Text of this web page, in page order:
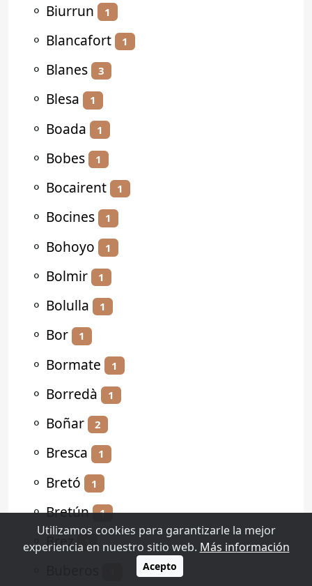
⚬ Biurrun 1
⚬ Blancafort 1
⚬ Blanes 3
⚬ Blesa 1
⚬ Boada 1
⚬ Bobes 1
⚬ Bocairent 1
⚬ Bocines 1
⚬ Bohoyo 1
⚬ Bolmir 1
⚬ Bolulla 1
⚬ Bor 1
⚬ Bormate 1
⚬ Borredà 1
⚬ Boñar 2
⚬ Bresca 1
⚬ Bretó 1
⚬Bretún 1
⚬Brez 1
Utilizamos cookies para garantizarle la mejor
experiencia en nuestro sitio web. Más información
Acepto